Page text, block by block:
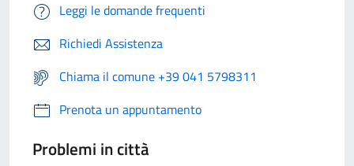
Leggi le domande frequenti
Richiedi Assistenza
Chiama il comune +39 041 5798311
Prenota un appuntamento
Problemi in città